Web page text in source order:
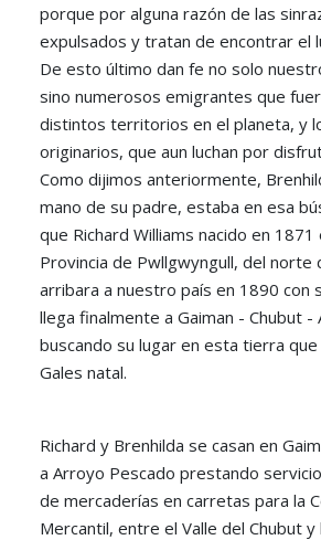
porque por alguna razón de las
expulsados y tratan de encontrar el
De esto último dan fe no solo
sino numerosos emigrantes que
distintos territorios en el planeta, y
originarios, que aun luchan por
Como dijimos anteriormente,
mano de su padre, estaba en esa
que Richard Williams nacido en 1871
Provincia de Pwllgwyngull, del norte
arribara a nuestro país en 1890 con
llega finalmente a Gaiman - Chubut -
buscando su lugar en esta tierra
Gales natal.
Richard y Brenhilda se casan en
a Arroyo Pescado prestando
de mercaderías en carretas para la
Mercantil, entre el Valle del Chubut y